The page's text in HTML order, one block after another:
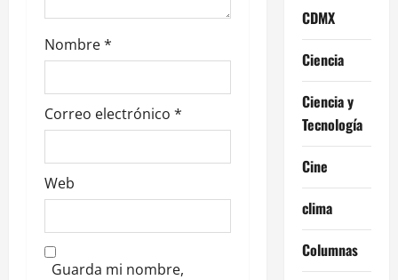
d
a
s
Nombre*
Correo electrónico *
Web
Guarda mi nombre,
CDMX
Ciencia
Ciencia y
Tecnología
Cine
clima
Columnas